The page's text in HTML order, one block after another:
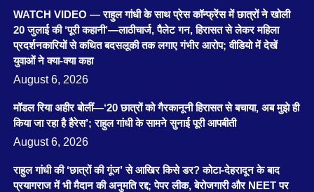
WATCH VIDEO — राहुल गांधी के साथ प्रेस कॉन्फ्रेंस में छात्रों ने खोली
20 जुलाई की ‘पूरी कहानी’—लाठीचार्ज, पैलेट गन, हिरासत से लेकर महिला
प्रदर्शनकारियों से कथित बदसलूकी तक लगाए गंभीर आरोप; वीडियो में देखें
युवाओं ने क्या-क्या कहा
August 6, 2026
मॉडल रिया अहीर बोलीं—‘20 छात्रों को गैरकानूनी हिरासत से बचाया, अब मुझे ही
किया जा रहा है हैरेस’; राहुल गांधी के सामने सुनाई पूरी आपबीती
August 6, 2026
राहुल गांधी की ‘छात्रों की गूंज’ से आखिर किसे डर? कोटा-देहरादून के बाद
प्रयागराज में भी मैदान की अनुमति रद्द; पेपर लीक, बेरोजगारी और NEET पर